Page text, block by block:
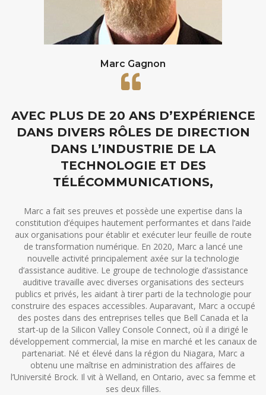
Marc Gagnon
AVEC PLUS DE 20 ANS D’EXPÉRIENCE
DANS DIVERS RÔLES DE DIRECTION
DANS L’INDUSTRIE DE LA
TECHNOLOGIE ET DES
TÉLÉCOMMUNICATIONS,
Marc a fait ses preuves et possède une expertise dans la
constitution d’équipes hautement performantes et dans l’aide
aux organisations pour établir et exécuter leur feuille de route
de transformation numérique. En 2020, Marc a lancé une
nouvelle activité principalement axée sur la technologie
d’assistance auditive. Le groupe de technologie d’assistance
auditive travaille avec diverses organisations des secteurs
publics et privés, les aidant à tirer parti de la technologie pour
construire des espaces accessibles. Auparavant, Marc a occupé
des postes dans des entreprises telles que Bell Canada et la
start-up de la Silicon Valley Console Connect, où il a dirigé le
développement commercial, la mise en marché et les canaux de
partenariat. Né et élevé dans la région du Niagara, Marc a
obtenu une maîtrise en administration des affaires de
l’Université Brock. Il vit à Welland, en Ontario, avec sa femme et
ses deux filles.